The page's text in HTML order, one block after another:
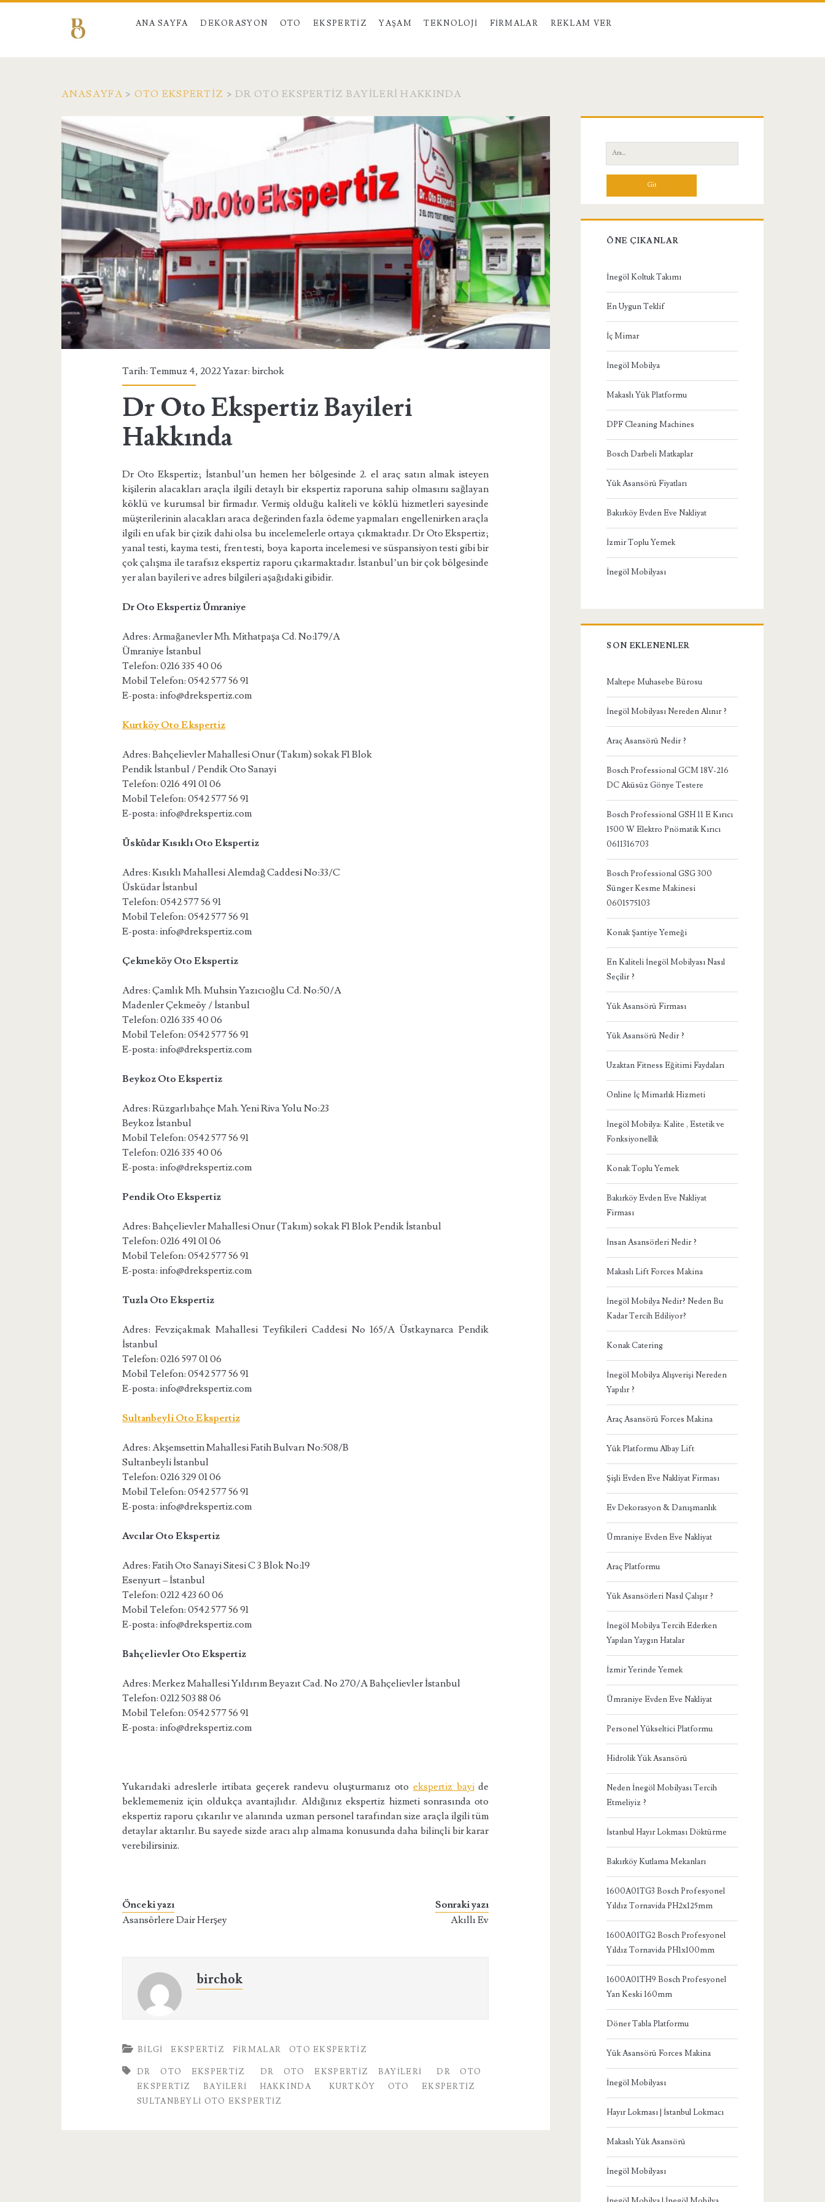
ANA SAYFA DEKORASYON OTO EKSPERTIZ YAŞAM TEKNOLOJI FIRMALAR REKLAM VER
ANASAYFA > OTO EKSPERTIZ >DR OTO EKSPERTIZ BAYILERI HAKKINDA
Tarih: Temmuz 4, 2022 Yazar:birchok
Dr Oto Ekspertiz Bayileri
Hakkında
Dr Oto Ekspertiz; İstanbul’un hemen her bölgesinde 2. el araç satın almak isteyen
kişilerin alacakları araçla ilgili detaylı bir ekspertiz raporuna sahip olmasını sağlayan
köklü ve kurumsal bir firmadır. Vermiş olduğu kaliteli ve köklü hizmetleri sayesinde
müşterilerinin alacakları araca değerinden fazla ödeme yapmaları engellenirken araçla
ilgili en ufak bir çizik dahi olsa bu incelemelerle ortaya çıkmaktadır. Dr Oto Ekspertiz;
yanal testi, kayma testi, fren testi, boya kaporta incelemesi ve süspansiyon testi gibi bir
çok çalışma ile tarafsız ekspertiz raporu çıkarmaktadır. İstanbul’un bir çok bölgesinde
yer alan bayileri ve adres bilgileri aşağıdaki gibidir.
Dr Oto Ekspertiz Ümraniye
Adres: Armağanevler Mh. Mithatpaşa Cd. No:179/A
Ümraniye İstanbul
Telefon: 0216 335 40 06
Mobil Telefon: 0542 577 56 91
E-posta: info@drekspertiz.com
Kurtköy Oto Ekspertiz
Adres:Bahçelievler Mahallesi Onur (Takım) sokak F1 Blok
Pendik İstanbul / Pendik Oto Sanayi
Telefon:0216 491 01 06
Mobil Telefon:0542 577 56 91
E-posta:info@drekspertiz.com
Üsküdar Kısıklı Oto Ekspertiz
Adres: Kısıklı Mahallesi Alemdağ Caddesi No:33/C
Üsküdar İstanbul
Telefon: 0542 577 56 91
Mobil Telefon: 0542 577 56 91
E-posta: info@drekspertiz.com
Çekmeköy Oto Ekspertiz
Adres: Çamlık Mh. Muhsin Yazıcıoğlu Cd. No:50/A
Madenler Çekmeöy / İstanbul
Telefon: 0216 335 40 06
Mobil Telefon: 0542 577 56 91
E-posta: info@drekspertiz.com
Beykoz Oto Ekspertiz
Adres: Rüzgarlıbahçe Mah. Yeni Riva Yolu No:23
Beykoz İstanbul
Mobil Telefon: 0542 577 56 91
Telefon: 0216 335 40 06
E-posta: info@drekspertiz.com
Pendik Oto Ekspertiz
Adres: Bahçelievler Mahallesi Onur (Takım) sokak F1 Blok Pendik İstanbul
Telefon: 0216 491 01 06
Mobil Telefon: 0542 577 56 91
E-posta: info@drekspertiz.com
Tuzla Oto Ekspertiz
Adres: Fevziçakmak Mahallesi Teyfikileri Caddesi No 165/A Üstkaynarca Pendik
İstanbul
Telefon: 0216 597 01 06
Mobil Telefon: 0542 577 56 91
E-posta: info@drekspertiz.com
Sultanbeyli Oto Ekspertiz
Adres: Akşemsettin Mahallesi Fatih Bulvarı No:508/B
Sultanbeyli İstanbul
Telefon: 0216 329 01 06
Mobil Telefon: 0542 577 56 91
E-posta: info@drekspertiz.com
Avcılar Oto Ekspertiz
Adres: Fatih Oto Sanayi Sitesi C 3 Blok No:19
Esenyurt – İstanbul
Telefon: 0212 423 60 06
Mobil Telefon: 0542 577 56 91
E-posta: info@drekspertiz.com
Bahçelievler Oto Ekspertiz
Adres: Merkez Mahallesi Yıldırım Beyazıt Cad. No 270/A Bahçelievler İstanbul
Telefon: 0212 503 88 06
Mobil Telefon: 0542 577 56 91
E-posta: info@drekspertiz.com
Yukarıdaki adreslerle irtibata geçerek randevu oluşturmanız oto ekspertiz bayide
beklememeniz için oldukça avantajlıdır. Aldığınız ekspertiz hizmeti sonrasında oto
ekspertiz raporu çıkarılır ve alanında uzman personel tarafından size araçla ilgili tüm
detaylar aktarılır. Bu sayede sizde aracı alıp almama konusunda daha bilinçli bir karar
verebilirsiniz.
Önceki yazı
Asansörlere Dair Herşey
Sonraki yazı
Akıllı Ev
birchok
BILGI EKSPERTIZ FIRMALAR OTO EKSPERTIZ
DR OTO EKSPERTIZ DR OTO EKSPERTIZ BAYILERI
DR OTO
EKSPERTIZ BAYILERI HAKKINDA
KURTKÖY OTO EKSPERTIZ
SULTANBEYLI OTO EKSPERTIZ
Yan
Menü
Ara:
ÖNE ÇIKANLAR
İnegöl Koltuk Takımı
En Uygun Teklif
İç Mimar
İnegöl Mobilya
Makaslı Yük Platformu
DPF Cleaning Machines
Bosch Darbeli Matkaplar
Yük Asansörü Fiyatları
Bakırköy Evden Eve Nakliyat
İzmir Toplu Yemek
İnegöl Mobilyası
SON EKLENENLER
Maltepe Muhasebe Bürosu
İnegöl Mobilyası Nereden Alınır ?
Araç Asansörü Nedir ?
Bosch Professional GCM 18V-216
DC Aküsüz Gönye Testere
Bosch Professional GSH 11 E Kırıcı
1500 W Elektro Pnömatik Kırıcı
0611316703
Bosch Professional GSG 300
Sünger Kesme Makinesi
0601575103
Konak Şantiye Yemeği
En Kaliteli İnegöl Mobilyası Nasıl
Seçilir ?
Yük Asansörü Firması
Yük Asansörü Nedir ?
Uzaktan Fitness Eğitimi Faydaları
Online İç Mimarlık Hizmeti
İnegöl Mobilya: Kalite , Estetik ve
Fonksiyonellik
Konak Toplu Yemek
Bakırköy Evden Eve Nakliyat
Firması
İnsan Asansörleri Nedir ?
Makaslı Lift Forces Makina
İnegöl Mobilya Nedir? Neden Bu
Kadar Tercih Ediliyor?
Konak Catering
İnegöl Mobilya Alışverişi Nereden
Yapılır ?
Araç Asansörü Forces Makina
Yük Platformu Albay Lift
Şişli Evden Eve Nakliyat Firması
Ev Dekorasyon & Danışmanlık
Ümraniye Evden Eve Nakliyat
Araç Platformu
Yük Asansörleri Nasıl Çalışır ?
İnegöl Mobilya Tercih Ederken
Yapılan Yaygın Hatalar
İzmir Yerinde Yemek
Ümraniye Evden Eve Nakliyat
Personel Yükseltici Platformu
Hidrolik Yük Asansörü
Neden İnegöl Mobilyası Tercih
Etmeliyiz ?
İstanbul Hayır Lokması Döktürme
Bakırköy Kutlama Mekanları
1600A01TG3 Bosch Profesyonel
Yıldız Tornavida PH2x125mm
1600A01TG2 Bosch Profesyonel
Yıldız Tornavida PH1x100mm
1600A01TH9 Bosch Profesyonel
Yan Keski 160mm
Döner Tabla Platformu
Yük Asansörü Forces Makina
İnegöl Mobilyası
Hayır Lokması | İstanbul Lokmacı
Makaslı Yük Asansörü
İnegöl Mobilyası